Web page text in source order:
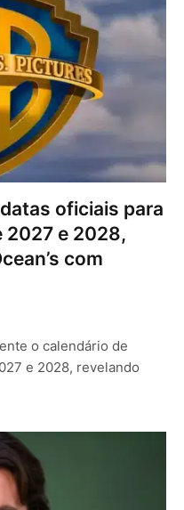
oficiais para
2027 e 2028,
com
o calendário de
e 2028, revelando